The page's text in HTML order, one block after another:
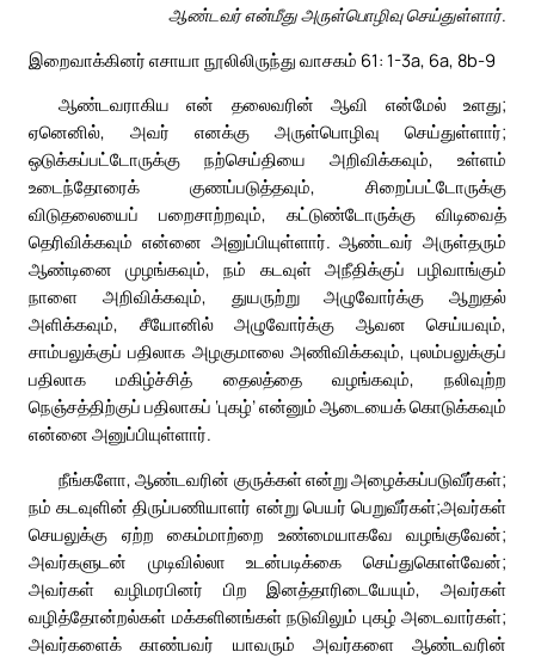
ஆண்டவர் என்மீது அருள்பொழிவு செய்துள்ளார்.
இறைவாக்கினர் எசாயா நூலிலிருந்து வாசகம் 61: 1-3a, 6a, 8b-9
ஆண்டவராகிய என் தலைவரின் ஆவி என்மேல் உளது;
ஏனெனில், அவர் எனக்கு அருள்பொழிவு செய்துள்ளார்;
ஒடுக்கப்பட்டோருக்கு நற்செய்தியை அறிவிக்கவும், உள்ளம்
உடைந்தோரைக் குணப்படுத்தவும், சிறைப்பட்டோருக்கு
விடுதலையைப் பறைசாற்றவும், கட்டுண்டோருக்கு விடிவைத்
தெரிவிக்கவும் என்னை அனுப்பியுள்ளார். ஆண்டவர் அருள்தரும்
ஆண்டினை முழங்கவும், நம் கடவுள் அநீதிக்குப் பழிவாங்கும்
நாளை அறிவிக்கவும், துயருற்று அழுவோர்க்கு ஆறுதல்
அளிக்கவும், சீயோனில் அழுவோர்க்கு ஆவன செய்யவும்,
சாம்பலுக்குப் பதிலாக அழகுமாலை அணிவிக்கவும், புலம்பலுக்குப்
பதிலாக மகிழ்ச்சித் தைலத்தை வழங்கவும், நலிவுற்ற
நெஞ்சத்திற்குப் பதிலாகப் ‘புகழ்’ என்னும் ஆடையைக் கொடுக்கவும்
என்னை அனுப்பியுள்ளார்.
நீங்களோ, ஆண்டவரின் குருக்கள் என்று அழைக்கப்படுவீர்கள்;
நம் கடவுளின் திருப்பணியாளர் என்று பெயர் பெறுவீர்கள்;அவர்கள்
செயலுக்கு ஏற்ற கைம்மாற்றை உண்மையாகவே வழங்குவேன்;
அவர்களுடன் முடிவில்லா உடன்படிக்கை செய்துகொள்வேன்;
அவர்கள் வழிமரபினர் பிற இனத்தாரிடையேயும், அவர்கள்
வழித்தோன்றல்கள் மக்களினங்கள் நடுவிலும் புகழ் அடைவார்கள்;
அவர்களைக் காண்பவர் யாவரும் அவர்களை ஆண்டவரின்